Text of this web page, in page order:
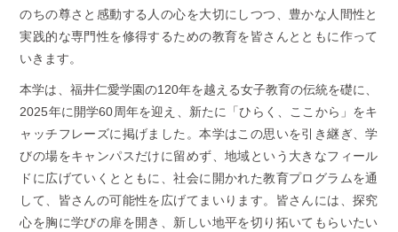
のちの尊さと感動する人の心を大切にしつつ、豊かな人間性と
実践的な専門性を修得するための教育を皆さんとともに作って
いきます。
本学は、福井仁愛学園の120年を越える女子教育の伝統を礎に、
2025年に開学60周年を迎え、新たに「ひらく、ここから」をキ
ャッチフレーズに掲げました。本学はこの思いを引き継ぎ、学
びの場をキャンパスだけに留めず、地域という大きなフィール
ドに広げていくとともに、社会に開かれた教育プログラムを通
して、皆さんの可能性を広げてまいります。皆さんには、探究
心を胸に学びの扉を開き、新しい地平を切り拓いてもらいたい